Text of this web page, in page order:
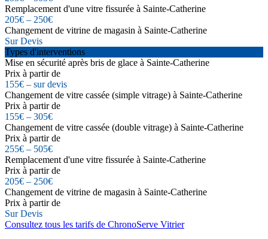
Remplacement d'une vitre fissurée à Sainte-Catherine
205€ – 250€
Changement de vitrine de magasin à Sainte-Catherine
Sur Devis
Types d'interventions
Mise en sécurité après bris de glace à Sainte-Catherine
Prix à partir de
155€ – sur devis
Changement de vitre cassée (simple vitrage) à Sainte-Catherine
Prix à partir de
155€ – 305€
Changement de vitre cassée (double vitrage) à Sainte-Catherine
Prix à partir de
255€ – 505€
Remplacement d'une vitre fissurée à Sainte-Catherine
Prix à partir de
205€ – 250€
Changement de vitrine de magasin à Sainte-Catherine
Prix à partir de
Sur Devis
Consultez tous les tarifs de ChronoServe Vitrier